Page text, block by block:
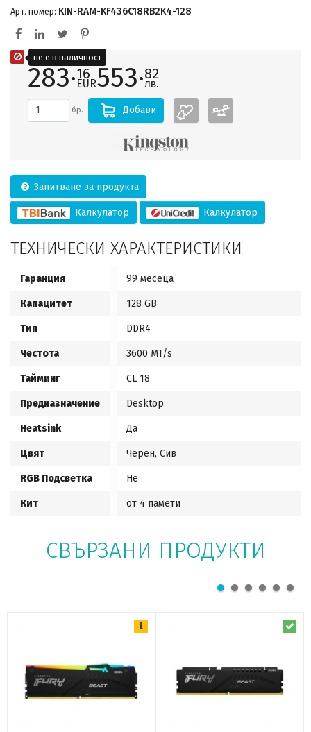
Арт. номер: KIN-RAM-KF436C18RB2K4-128
283·16
EUR553·82
лв.
бр. Добави
Запитване за продукта
Калкулатор Калкулатор
ТЕХНИЧЕСКИ ХАРАКТЕРИСТИКИ
Гаранция 99 месеца
Капацитет 128 GB
Тип DDR4
Честота 3600 MT/s
Тайминг CL 18
Предназначение Desktop
Heatsink Да
Цвят Черен, Сив
RGB Подсветка Не
Кит от 4 памети
СВЪРЗАНИ ПРОДУКТИ
не е в наличност